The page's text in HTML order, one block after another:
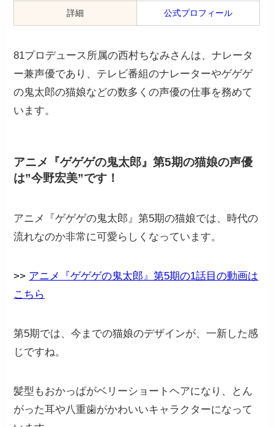
詳細 公式プロフィール
81プロデュース所属の西村ちなみさんは、ナレータ
ー兼声優であり、テレビ番組のナレーターやゲゲゲ
の鬼太郎の猫娘などの数多くの声優の仕事を務めて
います。
アニメ『ゲゲゲの鬼太郎』第5期の猫娘の声優
は”今野宏美”です！
アニメ『ゲゲゲの鬼太郎』第5期の猫娘では、時代の
流れなのか非常に可愛らしくなっています。
>> アニメ『ゲゲゲの鬼太郎』第5期の1話目の動画は
こちら
第5期では、今までの猫娘のデザインが、一新した感
じですね。
髪型もおかっぱがベリーショートヘアになり、とん
がった耳や八重歯がかわいいキャラクターになって